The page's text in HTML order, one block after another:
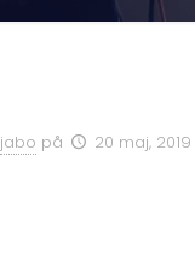
jabo på 20 maj, 2019